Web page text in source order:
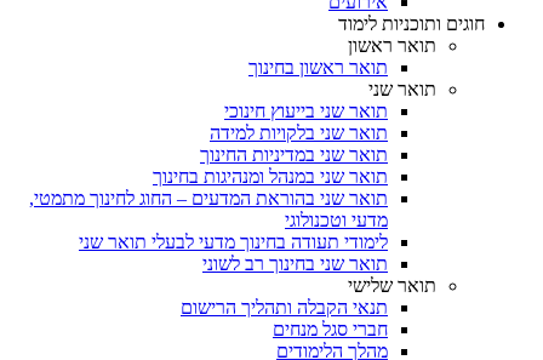
חוגים ותוכניות לימוד
תואר ראשון
תואר ראשון בחינוך
תואר שני
תואר שני בייעוץ חינוכי
תואר שני בלקויות למידה
תואר שני במדיניות החינוך
תואר שני במנהל ומנהיגות בחינוך
תואר שני בהוראת המדעים – החוג לחינוך מתמטי,
מדעי וטכנולוגי
לימודי תעודה בחינוך מדעי לבעלי תואר שני
תואר שני בחינוך רב לשוני
תואר שלישי
תנאי הקבלה ותהליך הרישום
חברי סגל מנחים
מהלך הלימודים